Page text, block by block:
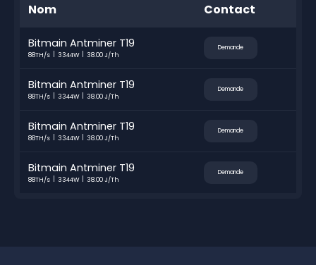
Nom Contact
Bitmain Antminer T19
88TH/s 3344W 38.00 J/Th
Demande
Bitmain Antminer T19
88TH/s 3344W 38.00 J/Th
Demande
Bitmain Antminer T19
88TH/s 3344W 38.00 J/Th
Demande
Bitmain Antminer T19
88TH/s 3344W 38.00 J/Th
Demande